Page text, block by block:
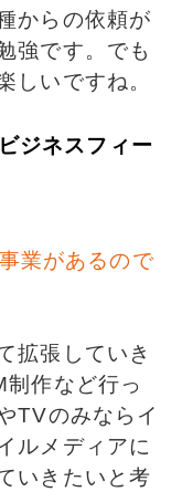
からの依頼が
強です。でも
しいですね。
ジネスフィー
業があるので
拡張していき
制作など行っ
TVのみならイ
ルメディアに
いきたいと考